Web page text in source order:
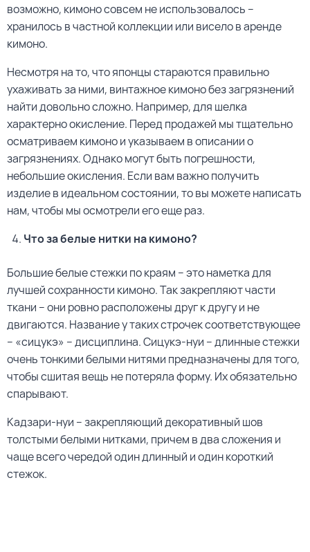
возможно, кимоно совсем не использовалось –
хранилось в частной коллекции или висело в аренде
кимоно.
Несмотря на то, что японцы стараются правильно
ухаживать за ними, винтажное кимоно без загрязнений
найти довольно сложно. Например, для шелка
характерно окисление. Перед продажей мы тщательно
осматриваем кимоно и указываем в описании о
загрязнениях. Однако могут быть погрешности,
небольшие окисления. Если вам важно получить
изделие в идеальном состоянии, то вы можете написать
нам, чтобы мы осмотрели его еще раз.
Что за белые нитки на кимоно?
Большие белые стежки по краям – это наметка для
лучшей сохранности кимоно. Так закрепляют части
ткани – они ровно расположены друг к другу и не
двигаются. Название у таких строчек соответствующее
– «сицукэ» – дисциплина. Сицукэ-нуи – длинные стежки
очень тонкими белыми нитями предназначены для того,
чтобы сшитая вещь не потеряла форму. Их обязательно
спарывают.
Кадзари-нуи – закрепляющий декоративный шов
толстыми белыми нитками, причем в два сложения и
чаще всего чередой один длинный и один короткий
стежок.